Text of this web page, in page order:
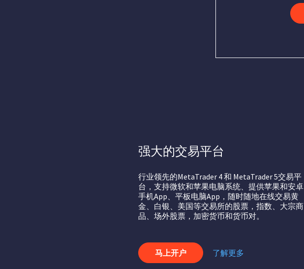
强大的交易平台
行业领先的MetaTrader 4 和 MetaTrader 5交易平
台，支持微软和苹果电脑系统、提供苹果和安卓
手机App、平板电脑App，随时随地在线交易黄
金、白银、美国等交易所的股票，指数、大宗商
品、场外股票，加密货币和货币对。
马上开户 了解更多